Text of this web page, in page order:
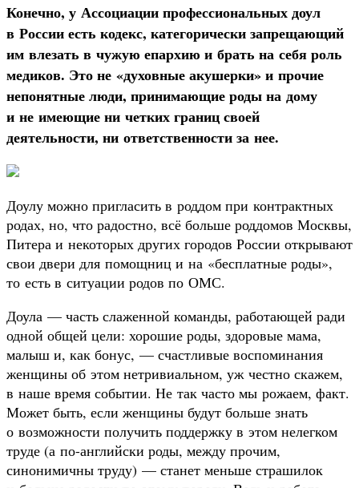
Конечно, у Ассоциации профессиональных доул
в России есть кодекс, категорически запрещающий
им влезать в чужую епархию и брать на себя роль
медиков. Это не «духовные акушерки» и прочие
непонятные люди, принимающие роды на дому
и не имеющие ни четких границ своей
деятельности, ни ответственности за нее.
Доулу можно пригласить в роддом при контрактных
родах, но, что радостно, всё больше роддомов Москвы,
Питера и некоторых других городов России открывают
свои двери для помощниц и на «бесплатные роды»,
то есть в ситуации родов по ОМС.
Доула — часть слаженной команды, работающей ради
одной общей цели: хорошие роды, здоровые мама,
малыш и, как бонус, — счастливые воспоминания
женщины об этом нетривиальном, уж честно скажем,
в наше время событии. Не так часто мы рожаем, факт.
Может быть, если женщины будут больше знать
о возможности получить поддержку в этом нелегком
труде (а по-английски роды, между прочим,
синонимичны труду) — станет меньше страшилок